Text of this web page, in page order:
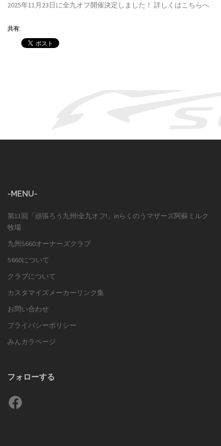
2025年11月23日に全九オフ開催決定しました！ 詳しくはこちらへ
共有:
-MENU-
第11回「頑張ろう九州!全九オフ!」inらくのうマザーズ阿蘇ミルク
牧場
九州S660オーナーズクラブ
S660について
クラブについて
カスタマイズメーカーリンク集
お問い合わせ
プライバシーポリシー
みんカラページ
フォローする
Facebook